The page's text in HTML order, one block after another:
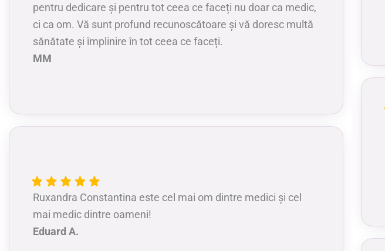
pentru dedicare și pentru tot ceea ce faceți nu doar ca medic,
ci ca om. Vă sunt profund recunoscătoare și vă doresc multă
sănătate și împlinire în tot ceea ce faceți.
MM
Ruxandra Constantina este cel mai om dintre medici și cel
mai medic dintre oameni!
Eduard A.